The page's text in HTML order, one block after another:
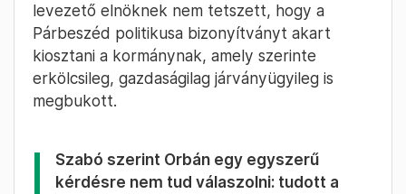
levezető elnöknek nem tetszett, hogy a
Párbeszéd politikusa bizonyítványt akart
kiosztani a kormánynak, amely szerinte
erkölcsileg, gazdaságilag járványügyileg is
megbukott.
Szabó szerint Orbán egy egyszerű
kérdésre nem tud válaszolni: tudott a